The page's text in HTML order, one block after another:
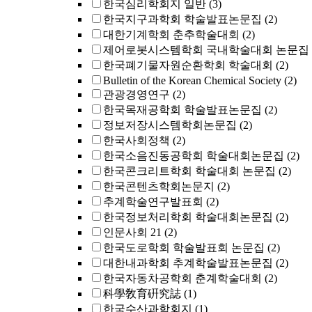
한국심리학회지 일반 (3)
한국지구과학회 학술발표논문집 (2)
대한기계학회 춘추학술대회 (2)
제어로봇시스템학회 국내학술대회 논문집
한국폐기물자원순환학회 학술대회 (2)
Bulletin of the Korean Chemical Society (2)
관광경영연구 (2)
한국목재공학회 학술발표논문집 (2)
정보저장시스템학회논문집 (2)
한국사회정책 (2)
한국소음진동공학회 학술대회논문집 (2)
한국콘크리트학회 학술대회 논문집 (2)
한국콘텐츠학회논문지 (2)
추계학술연구발표회 (2)
한국정보처리학회 학술대회논문집 (2)
인문사회 21 (2)
한국도로학회 학술발표회 논문집 (2)
대한내과학회 추계학술발표논문집 (2)
한국자동차공학회 춘계학술대회 (2)
科學敎育硏究誌 (1)
한국수산과학회지 (1)